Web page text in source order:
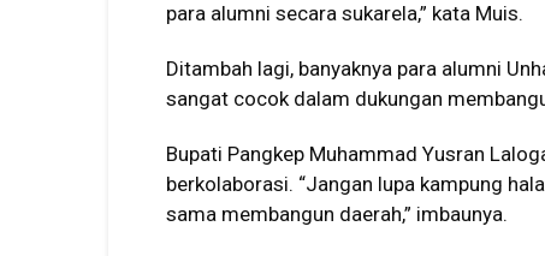
para alumni secara sukarela,” kata Muis.
Ditambah lagi, banyaknya para alumni
sangat cocok dalam dukungan
Bupati Pangkep Muhammad Yusran
berkolaborasi. “Jangan lupa kampung
sama membangun daerah,” imbaunya.